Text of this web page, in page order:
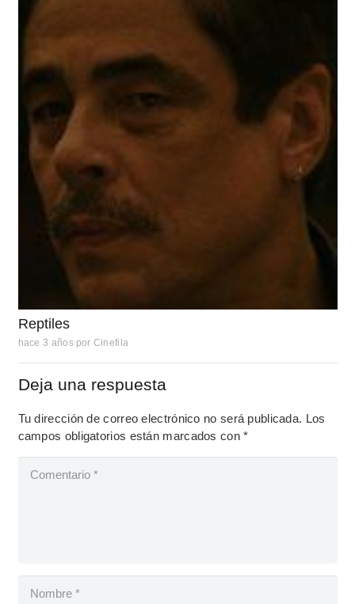
Reptiles
hace 3 años por Cinefila
Deja una respuesta
Tu dirección de correo electrónico no será publicada. Los
campos obligatorios están marcados con*